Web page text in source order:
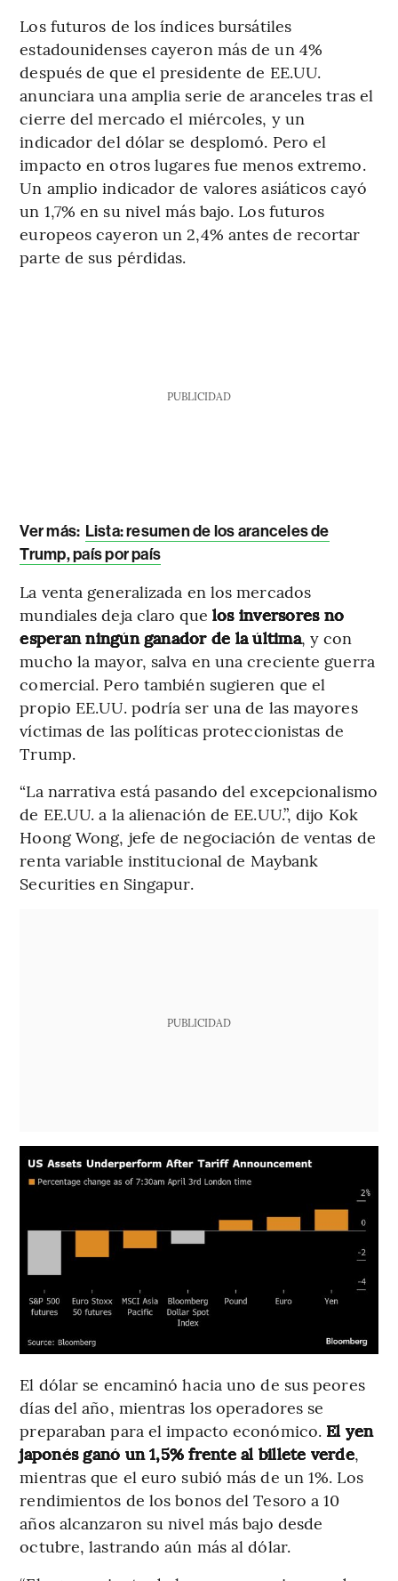
Los futuros de los índices bursátiles
estadounidenses cayeron más de un 4%
después de que el presidente de EE.UU.
anunciara una amplia serie de aranceles tras el
cierre del mercado el miércoles, y un
indicador del dólar se desplomó. Pero el
impacto en otros lugares fue menos extremo.
Un amplio indicador de valores asiáticos cayó
un 1,7% en su nivel más bajo. Los futuros
europeos cayeron un 2,4% antes de recortar
parte de sus pérdidas.
PUBLICIDAD
Ver más: Lista: resumen de los aranceles de
Trump, país por país
La venta generalizada en los mercados
mundiales deja claro que los inversores no
esperan ningún ganador de la última, y con
mucho la mayor, salva en una creciente guerra
comercial. Pero también sugieren que el
propio EE.UU. podría ser una de las mayores
víctimas de las políticas proteccionistas de
Trump.
“La narrativa está pasando del excepcionalismo
de EE.UU. a la alienación de EE.UU.”, dijo Kok
Hoong Wong, jefe de negociación de ventas de
renta variable institucional de Maybank
Securities en Singapur.
PUBLICIDAD
El dólar se encaminó hacia uno de sus peores
días del año, mientras los operadores se
preparaban para el impacto económico. El yen
japonés ganó un 1,5% frente al billete verde,
mientras que el euro subió más de un 1%. Los
rendimientos de los bonos del Tesoro a 10
años alcanzaron su nivel más bajo desde
octubre, lastrando aún más al dólar.